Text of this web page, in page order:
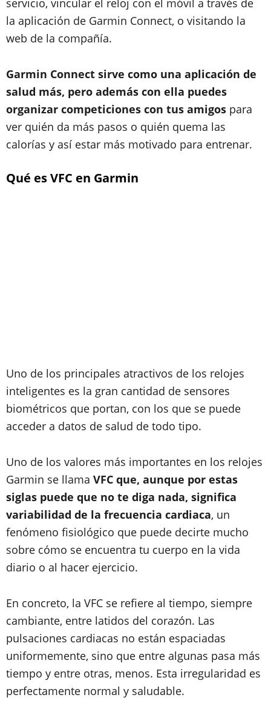
servicio, vincular el reloj con el móvil a través de
la aplicación de Garmin Connect, o visitando la
web de la compañía.
Garmin Connect sirve como una aplicación de
salud más, pero además con ella puedes
organizar competiciones con tus amigos para
ver quién da más pasos o quién quema las
calorías y así estar más motivado para entrenar.
Qué es VFC en Garmin
Uno de los principales atractivos de los relojes
inteligentes es la gran cantidad de sensores
biométricos que portan, con los que se puede
acceder a datos de salud de todo tipo.
Uno de los valores más importantes en los relojes
Garmin se llama VFC que, aunque por estas
siglas puede que no te diga nada, significa
variabilidad de la frecuencia cardiaca, un
fenómeno fisiológico que puede decirte mucho
sobre cómo se encuentra tu cuerpo en la vida
diario o al hacer ejercicio.
En concreto, la VFC se refiere al tiempo, siempre
cambiante, entre latidos del corazón. Las
pulsaciones cardiacas no están espaciadas
uniformemente, sino que entre algunas pasa más
tiempo y entre otras, menos. Esta irregularidad es
perfectamente normal y saludable.